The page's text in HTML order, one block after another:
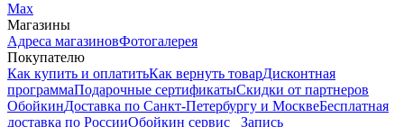
Max
Магазины
Адреса магазиновФотогалерея
Покупателю
Как купить и оплатитьКак вернуть товарДисконтная
программаПодарочные сертификатыСкидки от партнеров
ОбойкинДоставка по Санкт-Петербургу и МосквеБесплатная
доставка по РоссииОбойкин сервис
Запись